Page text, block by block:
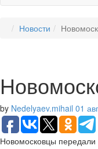
Новости
by Nedelyaev.mihail 01
Новомосковцы